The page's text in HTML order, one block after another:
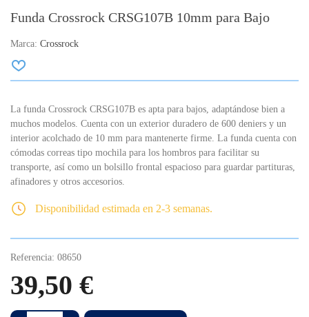
Funda Crossrock CRSG107B 10mm para Bajo
Marca: Crossrock
La funda Crossrock CRSG107B es apta para bajos, adaptándose bien a
muchos modelos. Cuenta con un exterior duradero de 600 deniers y un
interior acolchado de 10 mm para mantenerte firme. La funda cuenta con
cómodas correas tipo mochila para los hombros para facilitar su
transporte, así como un bolsillo frontal espacioso para guardar partituras,
afinadores y otros accesorios.
Disponibilidad estimada en 2-3 semanas.
Referencia: 08650
39,50 €